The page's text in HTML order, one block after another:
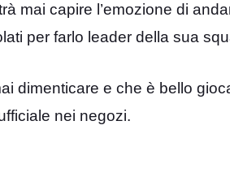
mai capire l’emozione di
per farlo leader della sua
dimenticare e che è bello
nei negozi.